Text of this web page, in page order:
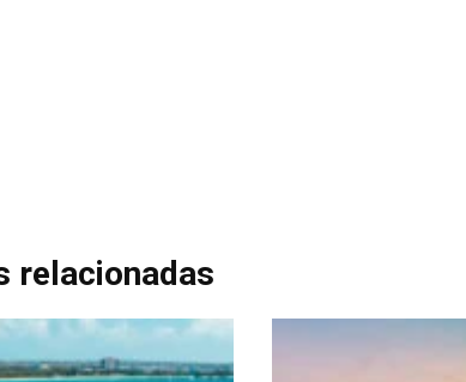
relacionadas